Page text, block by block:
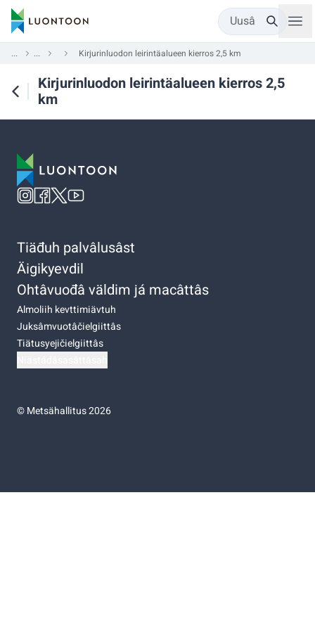
Uusâ
... ... Kirjurinluodon leirintäalueen kierros 2,5 km
Kirjurinluodon leirintäalueen kierros 2,5
km
Tiäđuh palvâlusâst
Äigikyevdil
Ohtâvuođâ väldim já macâttâs
Almoliih kevttimiävtuh
Juksâmvuotâčielgiittâs
Tiätusyejičielgiittâs
©Metsähallitus 2026